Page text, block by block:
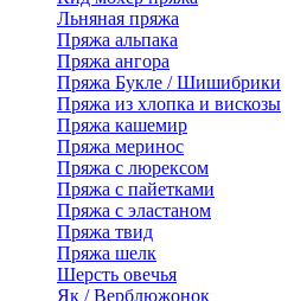
Льняная пряжа
Пряжа альпака
Пряжа ангора
Пряжа Букле / Шишибрики
Пряжа из хлопка и вискозы
Пряжа кашемир
Пряжа меринос
Пряжа с люрексом
Пряжа с пайетками
Пряжа с эластаном
Пряжа твид
Пряжа шелк
Шерсть овечья
Як / Верблюжонок